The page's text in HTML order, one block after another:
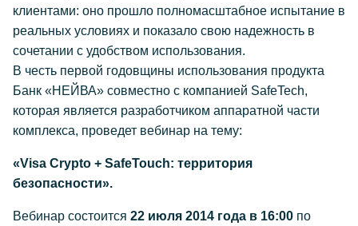
клиентами: оно прошло полномасштабное испытание в
реальных условиях и показало свою надежность в
сочетании с удобством использования.
В честь первой годовщины использования продукта
Банк «НЕЙВА» совместно с компанией SafeTech,
которая является разработчиком аппаратной части
комплекса, проведет вебинар на тему:
«Visa Crypto + SafeTouch: территория
безопасности».
Вебинар состоится 22 июля 2014 года в 16:00 по